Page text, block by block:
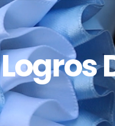
Logros